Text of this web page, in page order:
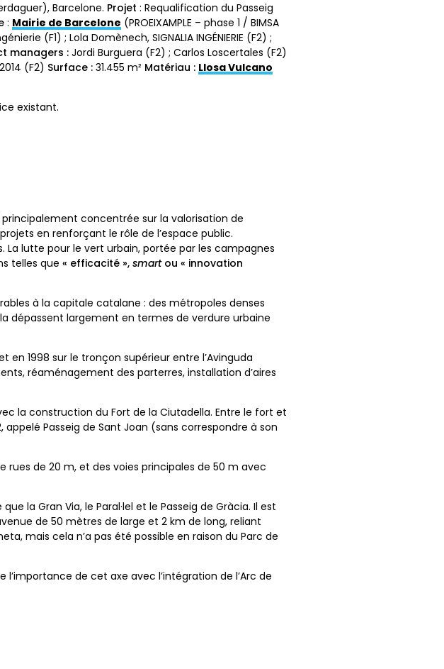
Barcelone. Projet : Requalification du Passeig
: Mairie de Barcelone (PROEIXAMPLE – phase 1 / BIMSA
(F1) ; Lola Domènech, SIGNALIA INGÉNIERIE (F2) ;
managers : Jordi Burguera (F2) ; Carlos Loscertales (F2)
(F2) Surface : 31.455 m² Matériau : Llosa Vulcano
existant.
concentrée sur la valorisation de
en renforçant le rôle de l’espace public.
lutte pour le vert urbain, portée par les campagnes
telles que « efficacité », smartou « innovation
à la capitale catalane : des métropoles denses
dépassent largement en termes de verdure urbaine
en 1998 sur le tronçon supérieur entre l’Avinguda
réaménagement des parterres, installation d’aires
la construction du Fort de la Ciutadella. Entre le fort et
appelé Passeig de Sant Joan (sans correspondre à son
rues de 20 m, et des voies principales de 50 m avec
la Gran Via, le Paral·lel et le Passeig de Gràcia. Il est
de 50 mètres de large et 2 km de long, reliant
mais cela n’a pas été possible en raison du Parc de
l’importance de cet axe avec l’intégration de l’Arc de